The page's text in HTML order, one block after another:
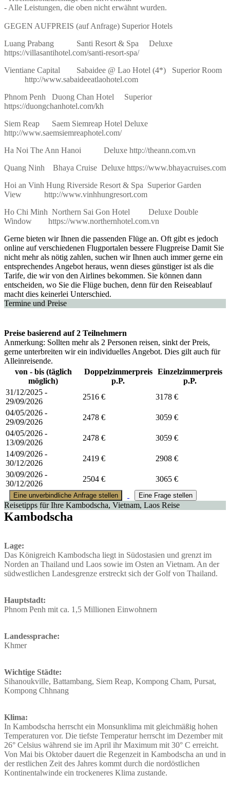
- Alle Leistungen, die oben nicht erwähnt wurden.
GEGEN AUFPREIS (auf Anfrage) Superior Hotels
Luang Prabang Santi Resort & Spa Deluxe
https://villasantihotel.com/santi-resort-spa/
Vientiane Capital Sabaidee @ Lao Hotel (4*) Superior Room
http://www.sabaideeatlaohotel.com
Phnom Penh Duong Chan Hotel Superior
https://duongchanhotel.com/kh
Siem Reap Saem Siemreap Hotel Deluxe
http://www.saemsiemreaphotel.com/
Ha Noi The Ann Hanoi Deluxe http://theann.com.vn
Quang Ninh Bhaya Cruise Deluxe https://www.bhayacruises.com
Hoi an Vinh Hung Riverside Resort & Spa Superior Garden
View http://www.vinhhungresort.com
Ho Chi Minh Northern Sai Gon Hotel Deluxe Double
Window https://www.northernhotel.com.vn
Gerne bieten wir Ihnen die passenden Flüge an. Oft gibt es jedoch
online auf verschiedenen Flugportalen bessere Flugpreise Damit Sie
nicht mehr als nötig zahlen, suchen wir Ihnen auch immer gerne ein
entsprechendes Angebot heraus, wenn dieses günstiger ist als die
Tarife, die wir von den Airlines bekommen. Sie können dann
entscheiden, wo Sie die Flüge buchen, denn für den Reiseablauf
macht dies keinerlei Unterschied.
Termine und Preise
Preise basierend auf 2 Teilnehmern
Anmerkung: Sollten mehr als 2 Personen reisen, sinkt der Preis,
gerne unterbreiten wir ein individuelles Angebot. Dies gilt auch für
Alleinreisende.
von - bis (täglich
möglich)
Doppelzimmerpreis
p.P.
Einzelzimmerpreis
p.P.
31/12/2025 -
29/09/2026
2516 €
3178 €
04/05/2026 -
29/09/2026
2478 €
3059 €
04/05/2026 -
13/09/2026
2478 €
3059 €
14/09/2026 -
30/12/2026
2419 €
2908 €
30/09/2026 -
30/12/2026
2504 € 3065 €
Eine unverbindliche Anfrage stellen Eine Frage stellen
Reisetipps für Ihre Kambodscha, Vietnam, Laos Reise
Kambodscha
Lage:
Das Königreich Kambodscha liegt in Südostasien und grenzt im
Norden an Thailand und Laos sowie im Osten an Vietnam. An der
südwestlichen Landesgrenze erstreckt sich der Golf von Thailand.
Hauptstadt:
Phnom Penh mit ca. 1,5 Millionen Einwohnern
Landessprache:
Khmer
Wichtige Städte:
Sihanoukville, Battambang, Siem Reap, Kompong Cham, Pursat,
Kompong Chhnang
Klima:
In Kambodscha herrscht ein Monsunklima mit gleichmäßig hohen
Temperaturen vor. Die tiefste Temperatur herrscht im Dezember mit
26° Celsius während sie im April ihr Maximum mit 30° C erreicht.
Von Mai bis Oktober dauert die Regenzeit in Kambodscha an und in
der restlichen Zeit des Jahres kommt durch die nordöstlichen
Kontinentalwinde ein trockeneres Klima zustande.